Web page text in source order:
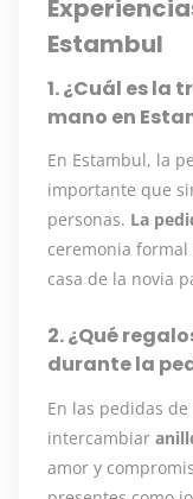
Estambul
1. ¿Cuál es la
mano en
En Estambul, la
importante que
personas. La
ceremonia
casa de la novia
2. ¿Qué
durante la
En las pedidas
intercambiar
amor y